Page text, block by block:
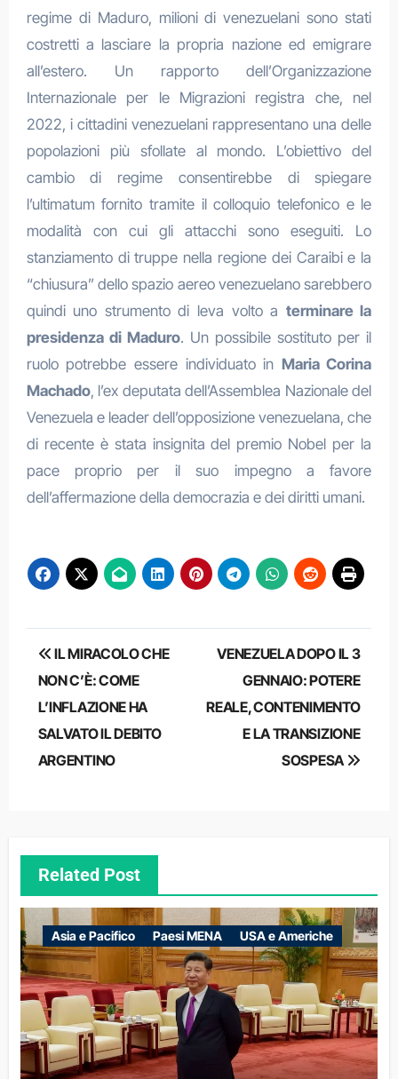
regime di Maduro, milioni di venezuelani sono stati
costretti a lasciare la propria nazione ed emigrare
all’estero. Un rapporto dell’Organizzazione
Internazionale per le Migrazioni registra che, nel
2022, i cittadini venezuelani rappresentano una delle
popolazioni più sfollate al mondo. L’obiettivo del
cambio di regime consentirebbe di spiegare
l’ultimatum fornito tramite il colloquio telefonico e le
modalità con cui gli attacchi sono eseguiti. Lo
stanziamento di truppe nella regione dei Caraibi e la
“chiusura” dello spazio aereo venezuelano sarebbero
quindi uno strumento di leva volto a terminare la
presidenza di Maduro. Un possibile sostituto per il
ruolo potrebbe essere individuato in Maria Corina
Machado, l’ex deputata dell’Assemblea Nazionale del
Venezuela e leader dell’opposizione venezuelana, che
di recente è stata insignita del premio Nobel per la
pace proprio per il suo impegno a favore
dell’affermazione della democrazia e dei diritti umani.
Navigazione
articoli
IL MIRACOLO CHE
NON C’È: COME
L’INFLAZIONE HA
SALVATO IL DEBITO
ARGENTINO
VENEZUELA DOPO IL 3
GENNAIO: POTERE
REALE, CONTENIMENTO
E LA TRANSIZIONE
SOSPESA
Related Post
Asia e Pacifico Paesi MENA USA e Americhe